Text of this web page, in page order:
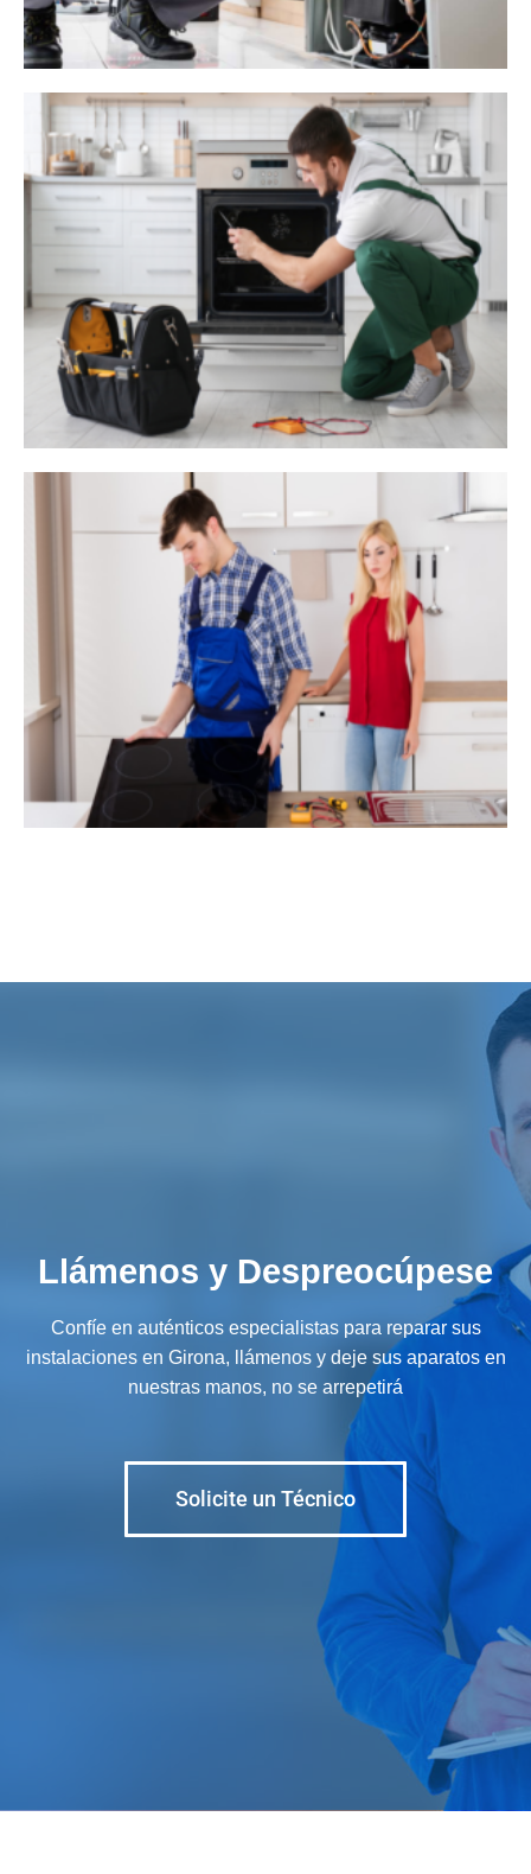
Llámenos y Despreocúpese
Confíe en auténticos especialistas para reparar sus
instalaciones en Girona, llámenos y deje sus aparatos en
nuestras manos, no se arrepetirá
Solicite un Técnico